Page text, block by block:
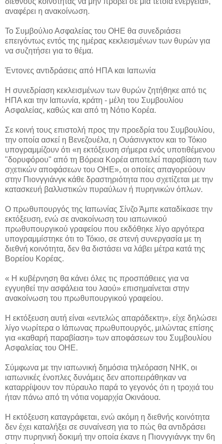
αναφέρει η ανακοίνωση.
Το Συμβούλιο Ασφαλείας του ΟΗΕ θα συνεδριάσει
επειγόντως εντός της ημέρας κεκλεισμένων των θυρών για
να συζητήσει για το θέμα.
Έντονες αντιδράσεις από ΗΠΑ και Ιαπωνία
Η συνεδρίαση κεκλεισμένων των θυρών ζητήθηκε από τις
ΗΠΑ και την Ιαπωνία, κράτη - μέλη του Συμβουλίου
Ασφαλείας, καθώς και από τη Νότιο Κορέα.
Σε κοινή τους επιστολή προς την προεδρία του Συμβουλίου,
την οποία ασκεί η Βενεζουέλα, η Ουάσινγκτον και το Τόκιο
υπογραμμίζουν ότι «η εκτόξευση σήμερα ενός υποτιθέμενου
"δορυφόρου" από τη Βόρεια Κορέα αποτελεί παραβίαση των
σχετικών αποφάσεων του ΟΗΕ», οι οποίες απαγορεύουν
στην Πιονγγιάνγκ κάθε δραστηριότητα που σχετίζεται με την
κατασκευή βαλλιστικών πυραύλων ή πυρηνικών όπλων.
Ο πρωθυπουργός της Ιαπωνίας Σίνζο Άμπε καταδίκασε την
εκτόξευση, ενώ σε ανακοίνωση του ιαπωνικού
πρωθυπουργικού γραφείου που εκδόθηκε λίγο αργότερα
υπογραμμίστηκε ότι το Τόκιο, σε στενή συνεργασία με τη
διεθνή κοινότητα, δεν θα διστάσει να λάβει μέτρα κατά της
Βορείου Κορέας.
« Η κυβέρνηση θα κάνει όλες τις προσπάθειες για να
εγγυηθεί την ασφάλεια του λαού» επισημαίνεται στην
ανακοίνωση του πρωθυπουργικού γραφείου.
Η εκτόξευση αυτή είναι «εντελώς απαράδεκτη», είχε δηλώσει
λίγο νωρίτερα ο Ιάπωνας πρωθυπουργός, μιλώντας επίσης
για «καθαρή παραβίαση» των αποφάσεων του Συμβουλίου
Ασφαλείας του ΟΗΕ.
Σύμφωνα με την ιαπωνική δημόσια τηλεόραση NHK, οι
ιαπωνικές ένοπλες δυνάμεις δεν αποπειράθηκαν να
καταρρίψουν τον πύραυλο παρά το γεγονός ότι η τροχιά του
ήταν πάνω από τη νότια νομαρχία Οκινάουα.
Η εκτόξευση καταγράφεται, ενώ ακόμη η διεθνής κοινότητα
δεν έχει καταλήξει σε συναίνεση για το πώς θα αντιδράσει
στην πυρηνική δοκιμή την οποία έκανε η Πιονγγιάνγκ την 6η